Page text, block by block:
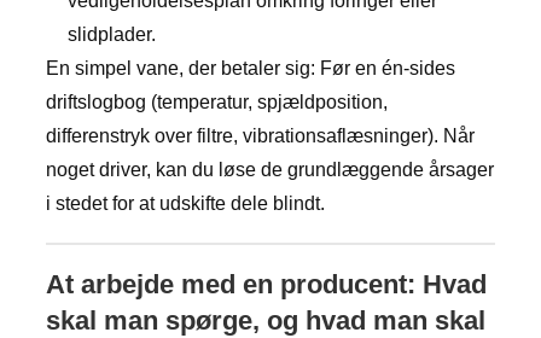
slidplader.
En simpel vane, der betaler sig: Før en én-sides
driftslogbog (temperatur, spjældposition,
differenstryk over filtre, vibrationsaflæsninger). Når
noget driver, kan du løse de grundlæggende årsager
i stedet for at udskifte dele blindt.
At arbejde med en producent: Hvad
skal man spørge, og hvad man skal